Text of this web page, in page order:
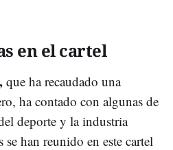
en el cartel
, que ha recaudado una
ha contado con algunas de
deporte y la industria
han reunido en este cartel